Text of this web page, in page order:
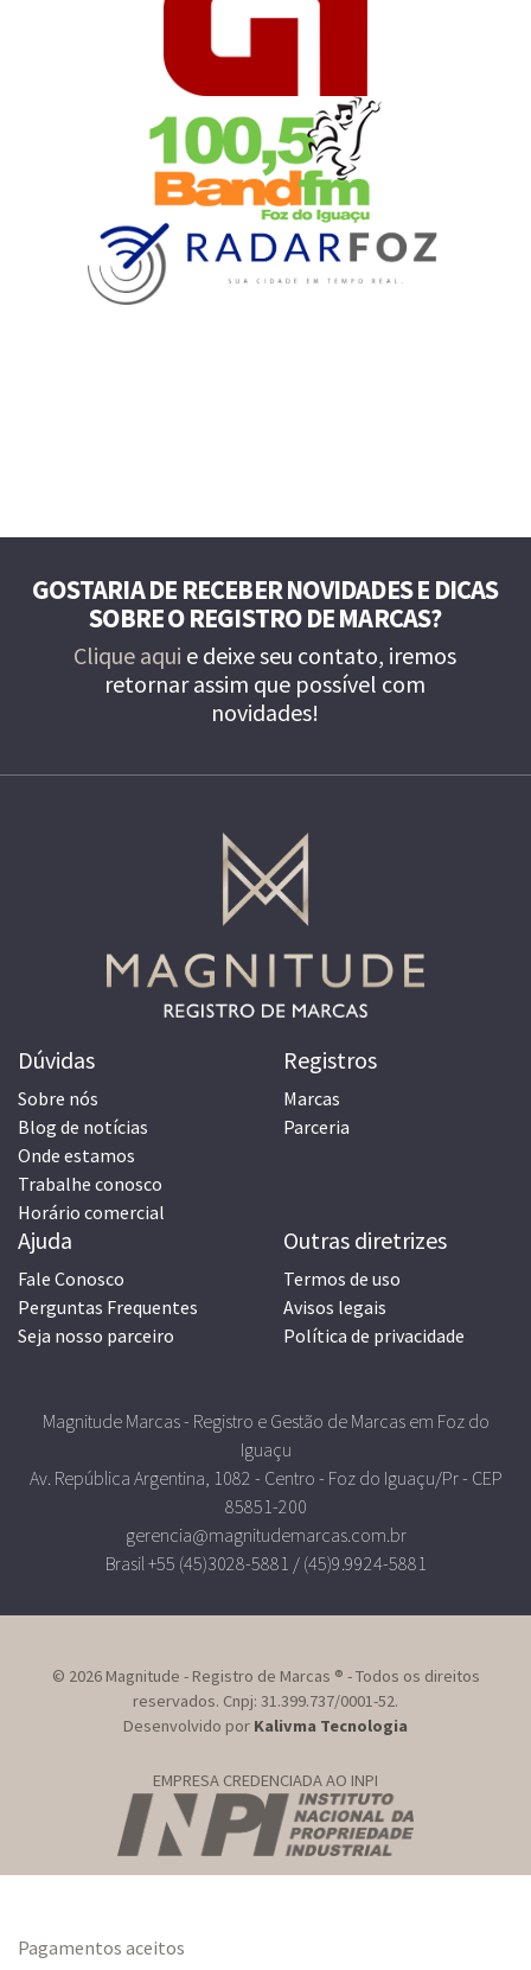
GOSTARIA DE RECEBER NOVIDADES E DICAS
SOBRE O REGISTRO DE MARCAS?
Clique aqui e deixe seu contato, iremos
retornar assim que possível com
novidades!
Dúvidas
Sobre nós
Blog de notícias
Onde estamos
Trabalhe conosco
Horário comercial
Registros
Marcas
Parceria
Ajuda
Fale Conosco
Perguntas Frequentes
Seja nosso parceiro
Outras diretrizes
Termos de uso
Avisos legais
Política de privacidade
Magnitude Marcas - Registro e Gestão de Marcas em Foz do
Iguaçu
Av. República Argentina, 1082 - Centro - Foz do Iguaçu/Pr - CEP
85851-200
gerencia@magnitudemarcas.com.br
Brasil +55 (45)3028-5881 / (45)9.9924-5881
© 2026 Magnitude - Registro de Marcas ® - Todos os direitos
reservados. Cnpj: 31.399.737/0001-52.
Desenvolvido por Kalivma Tecnologia
EMPRESA CREDENCIADA AO INPI
Pagamentos aceitos